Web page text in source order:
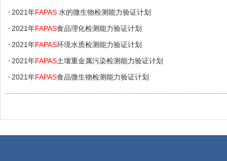
2021年FAPAS 水的微生物检测能力验证计划
2021年FAPAS食品理化检测能力验证计划
2021年FAPAS环境水质检测能力验证计划
2021年FAPAS土壤重金属污染检测能力验证计划
2021年FAPAS食品微生物检测能力验证计划